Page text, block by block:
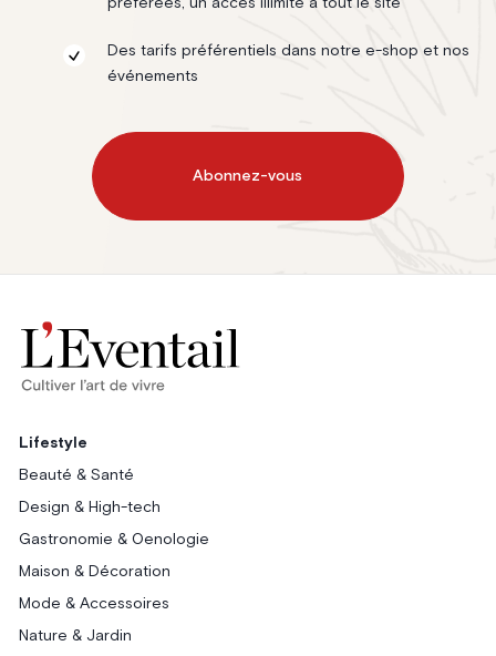
préférées, un accès illimité à tout le site
Des tarifs préférentiels dans notre e-shop et nos
événements
Abonnez-vous
Lifestyle
Beauté & Santé
Design & High-tech
Gastronomie & Oenologie
Maison & Décoration
Mode & Accessoires
Nature & Jardin